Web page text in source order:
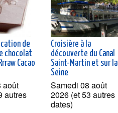
de
chocolat
Cacao
août
autres
Croisière à la
découverte du Canal
Saint-Martin et sur la
Seine
Samedi 08 août
2026 (et 53 autres
dates)